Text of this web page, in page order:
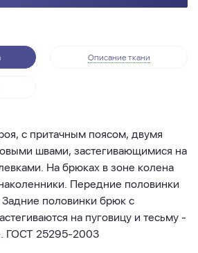
Описание ткани
с притачным поясом, двумя
швами, застегивающимися на
На брюках в зоне колена
Передние половинки
половинки брюк с
на пуговицу и тесьму -
ГОСТ 25295-2003